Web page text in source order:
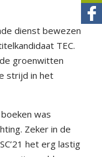
dienst bewezen
TEC.
groenwitten
strijd in het
was
Zeker in de
het erg lastig